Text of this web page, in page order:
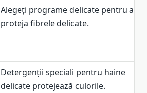
Alegeți programe delicate pentru a
proteja fibrele delicate.
Detergenții speciali pentru haine
delicate protejează culorile.